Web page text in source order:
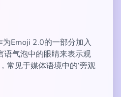
Emoji 2.0的一部分加入
语气泡中的眼睛来表示观
常见于媒体语境中的‘旁观